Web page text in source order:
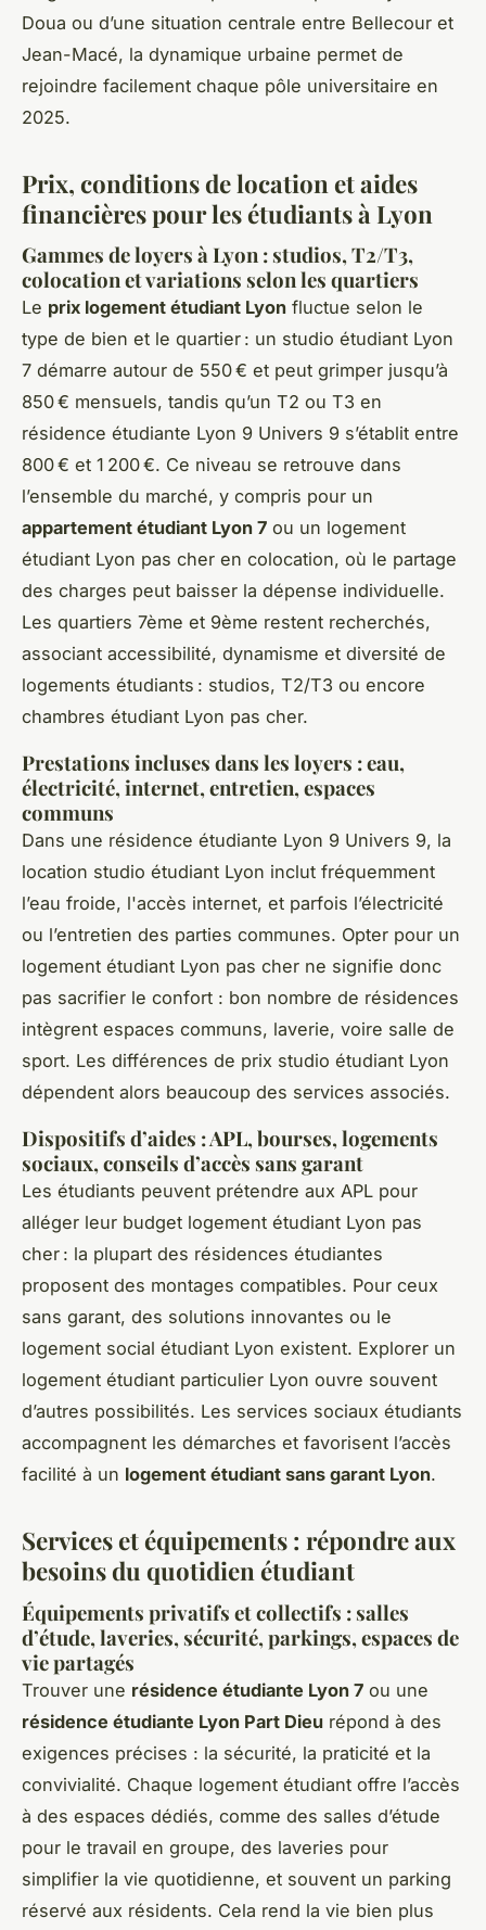
Doua ou d’une situation centrale entre Bellecour et
Jean-Macé, la dynamique urbaine permet de
rejoindre facilement chaque pôle universitaire en
2025.
Prix, conditions de location et aides
financières pour les étudiants à Lyon
Gammes de loyers à Lyon : studios, T2/T3,
colocation et variations selon les quartiers
Le prix logement étudiant Lyon fluctue selon le
type de bien et le quartier : un studio étudiant Lyon
7 démarre autour de 550 € et peut grimper jusqu’à
850 € mensuels, tandis qu’un T2 ou T3 en
résidence étudiante Lyon 9 Univers 9 s’établit entre
800 € et 1 200 €. Ce niveau se retrouve dans
l’ensemble du marché, y compris pour un
appartement étudiant Lyon 7 ou un logement
étudiant Lyon pas cher en colocation, où le partage
des charges peut baisser la dépense individuelle.
Les quartiers 7ème et 9ème restent recherchés,
associant accessibilité, dynamisme et diversité de
logements étudiants : studios, T2/T3 ou encore
chambres étudiant Lyon pas cher.
Prestations incluses dans les loyers : eau,
électricité, internet, entretien, espaces
communs
Dans une résidence étudiante Lyon 9 Univers 9, la
location studio étudiant Lyon inclut fréquemment
l’eau froide, l'accès internet, et parfois l’électricité
ou l’entretien des parties communes. Opter pour un
logement étudiant Lyon pas cher ne signifie donc
pas sacrifier le confort : bon nombre de résidences
intègrent espaces communs, laverie, voire salle de
sport. Les différences de prix studio étudiant Lyon
dépendent alors beaucoup des services associés.
Dispositifs d’aides : APL, bourses, logements
sociaux, conseils d’accès sans garant
Les étudiants peuvent prétendre aux APL pour
alléger leur budget logement étudiant Lyon pas
cher : la plupart des résidences étudiantes
proposent des montages compatibles. Pour ceux
sans garant, des solutions innovantes ou le
logement social étudiant Lyon existent. Explorer un
logement étudiant particulier Lyon ouvre souvent
d’autres possibilités. Les services sociaux étudiants
accompagnent les démarches et favorisent l’accès
facilité à un logement étudiant sans garant Lyon.
Services et équipements : répondre aux
besoins du quotidien étudiant
Équipements privatifs et collectifs : salles
d’étude, laveries, sécurité, parkings, espaces de
vie partagés
Trouver une résidence étudiante Lyon 7 ou une
résidence étudiante Lyon Part Dieu répond à des
exigences précises : la sécurité, la praticité et la
convivialité. Chaque logement étudiant offre l’accès
à des espaces dédiés, comme des salles d’étude
pour le travail en groupe, des laveries pour
simplifier la vie quotidienne, et souvent un parking
réservé aux résidents. Cela rend la vie bien plus